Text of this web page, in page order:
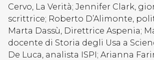
Cervo, La Verità; Jennifer Clark,
scrittrice; Roberto D’Alimonte,
Marta Dassù, Direttrice Aspenia;
docente di Storia degli Usa a
De Luca, analista ISPI; Arianna